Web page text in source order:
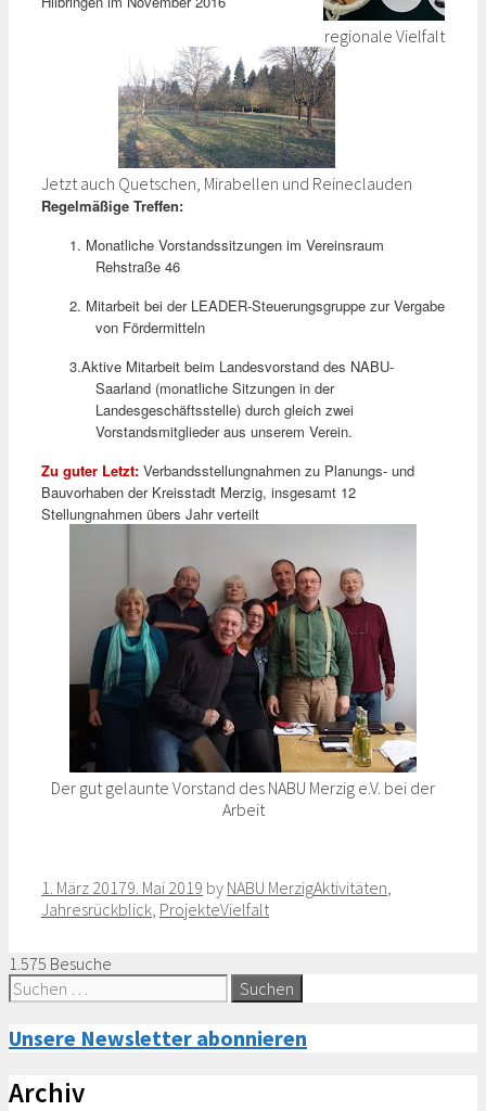
regionale Vielfalt
Jetzt auch Quetschen, Mirabellen und Reineclauden
Regelmäßige Treffen:
1. Monatliche Vorstandssitzungen im Vereinsraum
Rehstraße 46
2. Mitarbeit bei der LEADER-Steuerungsgruppe zur Vergabe
von Fördermitteln
3.Aktive Mitarbeit beim Landesvorstand des NABU-
Saarland (monatliche Sitzungen in der
Landesgeschäftsstelle) durch gleich zwei
Vorstandsmitglieder aus unserem Verein.
Zu guter Letzt: Verbandsstellungnahmen zu Planungs- und
Bauvorhaben der Kreisstadt Merzig, insgesamt 12
Stellungnahmen übers Jahr verteilt
Der gut gelaunte Vorstand des NABU Merzig e.V. bei der
Arbeit
1. März 20179. Mai 2019 by NABU MerzigCategories
Aktivitäten
Jahresrückblick ProjekteTags
Vielfalt
1.575 Besuche
Suche
nach:
Unsere Newsletter abonnieren
Archiv